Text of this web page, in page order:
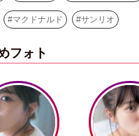
#マクドナルド #サンリオ
フォト